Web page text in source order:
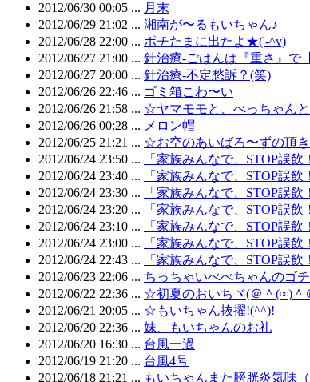
2012/06/30 00:05 ... 月末
2012/06/29 21:02 ... 湘南が〜るもいちゃん♪
2012/06/28 22:00 ... ポチたまに出たよ★('-^v)
2012/06/27 21:00 ... 針治療-ごはんは『重さ』で
2012/06/27 20:00 ... 針治療-不定愁訴？(笑)
2012/06/26 22:46 ... ゴミ箱こわ〜い
2012/06/26 21:58 ... ☆ヤマモモと、べっちゃん
2012/06/26 00:28 ... メロン帽
2012/06/25 21:21 ... ☆お空のあいばろ〜ずの頂
2012/06/24 23:50 ...
「家族みんなで、STOP誤飲
2012/06/24 23:40 ...
「家族みんなで、STOP誤飲
2012/06/24 23:30 ...
「家族みんなで、STOP誤飲
2012/06/24 23:20 ...
「家族みんなで、STOP誤飲
2012/06/24 23:10 ...
「家族みんなで、STOP誤飲
2012/06/24 23:00 ...
「家族みんなで、STOP誤飲
2012/06/24 22:43 ...
「家族みんなで、STOP誤飲
2012/06/23 22:06 ... ちっちゃいべべちゃんのゴ
2012/06/22 22:36 ... ☆初夏のおいちヾ(＠＾(∞)＾
2012/06/21 20:05 ... ☆もいちゃん抜擢!(^^)!
2012/06/20 22:36 ... 妹、もいちゃんのお礼
2012/06/20 16:30 ... 台風一過
2012/06/19 21:20 ... 台風4号
2012/06/18 21:21 ... もいちゃんまた膀胱炎気味（